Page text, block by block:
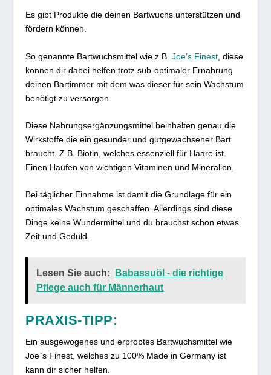
Es gibt Produkte die deinen Bartwuchs unterstützen und
fördern können.
So genannte Bartwuchsmittel wie z.B.Joe’s Finest , diese
können dir dabei helfen trotz sub-optimaler Ernährung
deinen Bartimmer mit dem was dieser für sein Wachstum
benötigt zu versorgen.
Diese Nahrungsergänzungsmittel beinhalten genau die
Wirkstoffe die ein gesunder und gutgewachsener Bart
braucht. Z.B. Biotin, welches essenziell für Haare ist.
Einen Haufen von wichtigen Vitaminen und Mineralien.
Bei täglicher Einnahme ist damit die Grundlage für ein
optimales Wachstum geschaffen. Allerdings sind diese
Dinge keine Wundermittel und du brauchst schon etwas
Zeit und Geduld.
Lesen Sie auch:
Babassuöl - die richtige
Pflege auch für Männerhaut
PRAXIS-TIPP:
Ein ausgewogenes und erprobtes Bartwuchsmittel wie
Joe`s Finest, welches zu 100% Made in Germany ist
kann dir sicher helfen.